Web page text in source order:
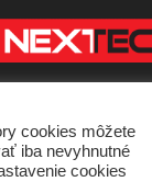
cookies môžete
iba nevyhnutné
cookies